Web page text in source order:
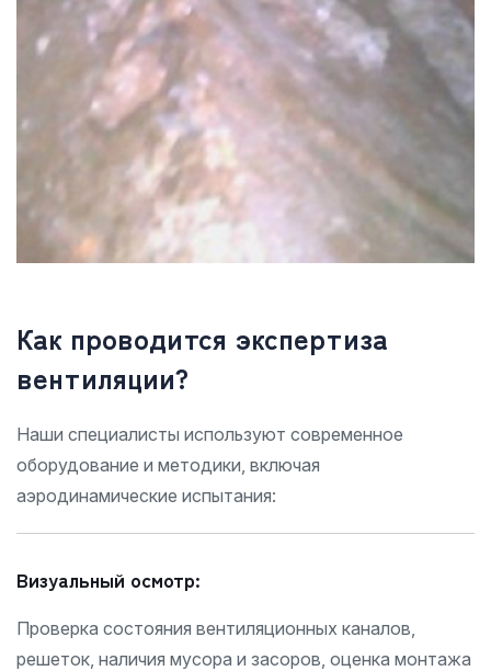
Как проводится экспертиза
вентиляции?
Наши специалисты используют современное
оборудование и методики, включая
аэродинамические испытания:
Визуальный осмотр:
Проверка состояния вентиляционных каналов,
решеток, наличия мусора и засоров, оценка монтажа